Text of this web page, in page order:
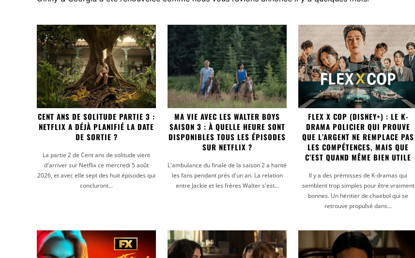
CENT ANS DE SOLITUDE PARTIE 3 :
NETFLIX A DÉJÀ PLANIFIÉ LA DATE
DE SORTIE ?
La partie 2 de Cent ans de solitude vient
d'arriver sur Netflix ce mercredi 5 août
2026, et avec elle sept des huit épisodes qui
concluront...
MA VIE AVEC LES WALTER BOYS
SAISON 3 : À QUELLE HEURE SONT
DISPONIBLES TOUS LES ÉPISODES
SUR NETFLIX ?
L'ambulance du finale de la saison 2 a hanté
les fans pendant près d'un an. La relation
entre Jackie et les frères Walter s'est...
FLEX X COP (DISNEY+) : LE K-
DRAMA POLICIER QUI PROUVE
QUE L’ARGENT NE REMPLACE PAS
LES COMPÉTENCES, MAIS QUE
C’EST QUAND MÊME BIEN UTILE
Il y a des prémisses de K-dramas qui
semblent trop simples pour être vraiment
bonnes. Un héritier de chaebol qui se
retrouve propulsé dans...